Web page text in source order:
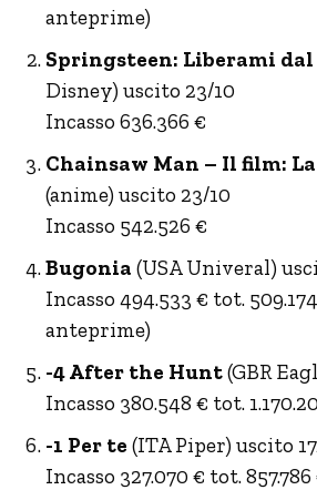
anteprime)
Springsteen: Liberami
Disney) uscito 23/10
Incasso 636.366 €
Chainsaw Man – Il film:
(anime) uscito 23/10
Incasso 542.526 €
Bugonia (USA Univeral)
Incasso 494.533 € tot.
anteprime)
-4 After the Hunt(GBR
Incasso 380.548 € tot.
-1 Per te (ITA Piper) uscito
Incasso 327.070 € tot. 857.786